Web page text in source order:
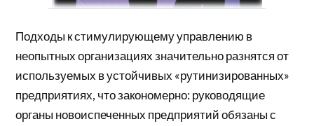
Подходы к стимулирующему управлению в
неопытных организациях значительно разнятся от
используемых в устойчивых «рутинизированных»
предприятиях, что закономерно: руководящие
органы новоиспеченных предприятий обязаны с